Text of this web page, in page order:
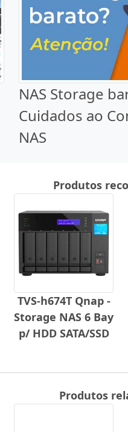
NAS Storage
Cuidados ao
NAS
Produtos
TVS-h674T Qnap -
Storage NAS 6 Bay
p/ HDD SATA/SSD
Produtos